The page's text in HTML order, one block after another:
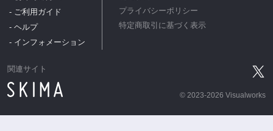
- ご利用ガイド
- ヘルプ
- インフォメーション
プライバシーポリシー
特定商取引に基づく表示
関連サイト
© 2023-2026 Visualworks